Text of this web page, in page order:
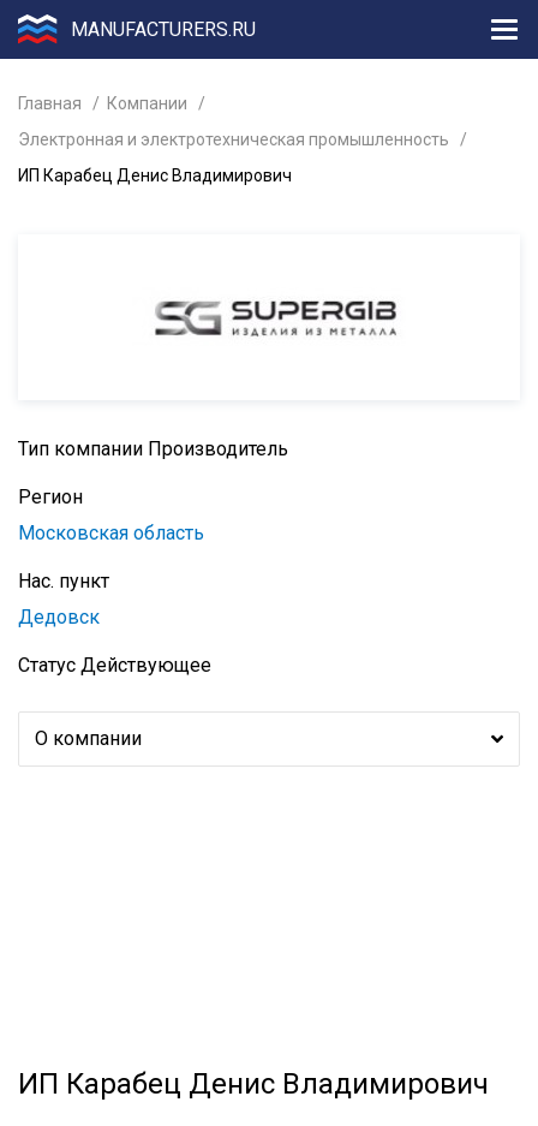
MANUFACTURERS.RU
Главная
Компании
Электронная и электротехническая промышленность
ИП Карабец Денис Владимирович
Тип компании Производитель
Регион
Московская область
Нас. пункт
Дедовск
Статус Действующее
О компании
ИП Карабец Денис Владимирович